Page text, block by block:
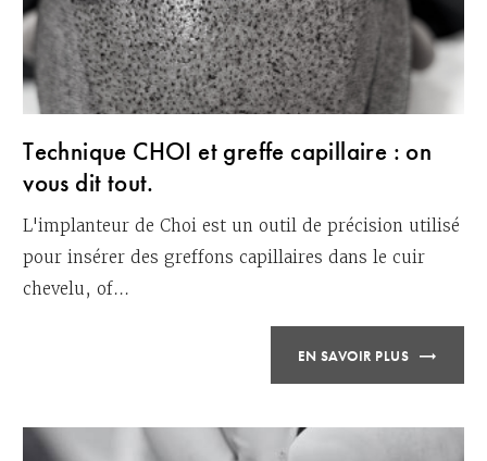
Technique CHOI et greffe capillaire : on
vous dit tout.
L'implanteur de Choi est un outil de précision utilisé
pour insérer des greffons capillaires dans le cuir
chevelu, of...
EN SAVOIR PLUS